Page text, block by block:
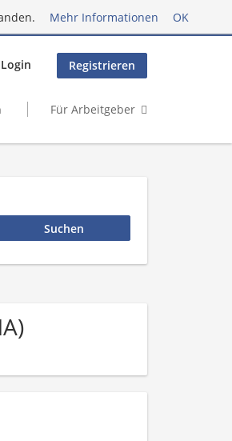
Mehr Informationen OK
Login Registrieren
Für Arbeitgeber